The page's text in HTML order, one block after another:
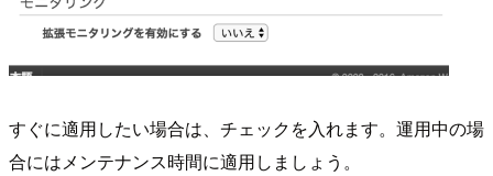
すぐに適用したい場合は、チェックを入れます。運用中の場
合にはメンテナンス時間に適用しましょう。